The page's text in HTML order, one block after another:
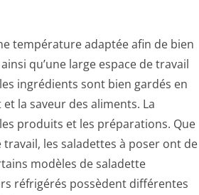
température adaptée afin de bien
qu’une large espace de travail
ingrédients sont bien gardés en
la saveur des aliments. La
produits et les préparations. Que
les saladettes à poser ont de
modèles de saladette
réfrigérés possèdent différentes